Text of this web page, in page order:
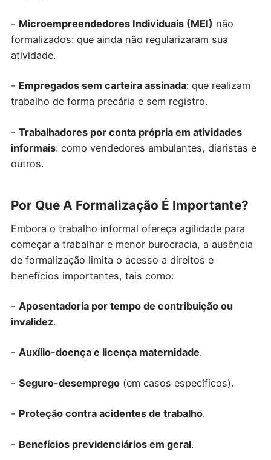
- Microempreendedores Individuais (MEI) não
formalizados: que ainda não regularizaram sua
atividade.
- Empregados sem carteira assinada: que realizam
trabalho de forma precária e sem registro.
- Trabalhadores por conta própria em atividades
informais: como vendedores ambulantes, diaristas e
outros.
Por Que A Formalização É Importante?
Embora o trabalho informal ofereça agilidade para
começar a trabalhar e menor burocracia, a ausência
de formalização limita o acesso a direitos e
benefícios importantes, tais como:
- Aposentadoria por tempo de contribuição ou
invalidez.
- Auxílio-doença e licença maternidade.
- Seguro-desemprego(em casos específicos).
- Proteção contra acidentes de trabalho.
- Benefícios previdenciários em geral.